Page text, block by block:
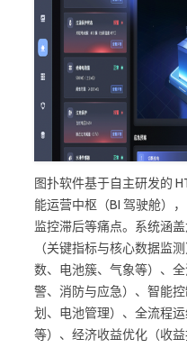
图扑软件基于自主研发的
能运营中枢（BI 驾驶舱）
监控滞后等痛点。系统涵
（关键指标与核心数据监
数、电池簇、气象等）、
警、消防与应急）、智能
划、电池管理）、全流程
等）、经济收益优化（收